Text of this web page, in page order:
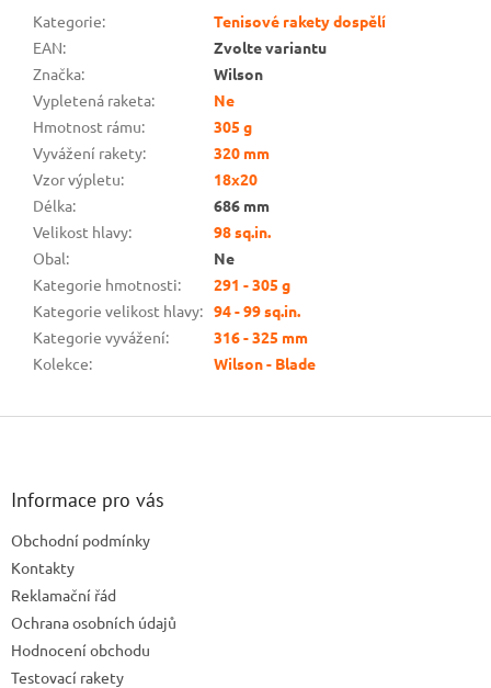
Kategorie:
Tenisové rakety dospělí
EAN:
Zvolte variantu
Značka:
Wilson
Vypletená raketa:
Ne
Hmotnost rámu:
305 g
Vyvážení rakety:
320 mm
Vzor výpletu:
18x20
Délka:
686 mm
Velikost hlavy:
98 sq.in.
Obal:
Ne
Kategorie hmotnosti:
291 - 305 g
Kategorie velikost hlavy: 94 - 99 sq.in.
Kategorie vyvážení:
316 - 325 mm
Kolekce: Wilson - Blade
Z
Informace pro vás
Obchodní podmínky
Kontakty
Reklamační řád
Ochrana osobních údajů
Hodnocení obchodu
Testovací rakety